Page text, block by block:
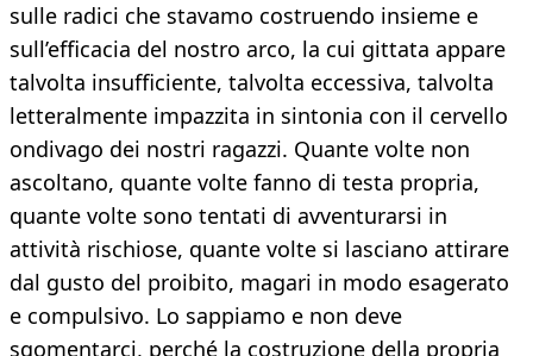
sulle radici che stavamo costruendo insieme e
sull’efficacia del nostro arco, la cui gittata appare
talvolta insufficiente, talvolta eccessiva, talvolta
letteralmente impazzita in sintonia con il cervello
ondivago dei nostri ragazzi. Quante volte non
ascoltano, quante volte fanno di testa propria,
quante volte sono tentati di avventurarsi in
attività rischiose, quante volte si lasciano attirare
dal gusto del proibito, magari in modo esagerato
e compulsivo. Lo sappiamo e non deve
sgomentarci, perché la costruzione della propria